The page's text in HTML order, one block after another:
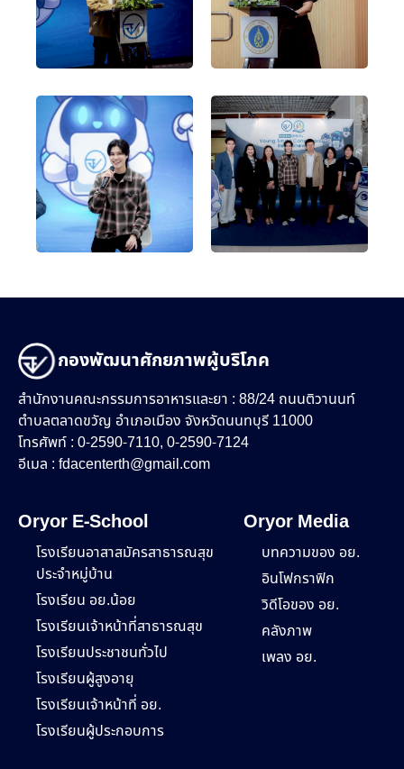
กองพัฒนาศักยภาพผู้บริโภค
สำนักงานคณะกรรมการอาหารและยา : 88/24 ถนนติวานนท์
ตำบลตลาดขวัญ อำเภอเมือง จังหวัดนนทบุรี 11000
โทรศัพท์ : 0-2590-7110, 0-2590-7124
อีเมล : fdacenterth@gmail.com
Oryor E-School
โรงเรียนอาสาสมัครสาธารณสุข
ประจำหมู่บ้าน
โรงเรียน อย.น้อย
โรงเรียนเจ้าหน้าที่สาธารณสุข
โรงเรียนประชาชนทั่วไป
โรงเรียนผู้สูงอายุ
โรงเรียนเจ้าหน้าที่ อย.
โรงเรียนผู้ประกอบการ
Oryor Media
บทความของ อย.
อินโฟกราฟิก
วิดีโอของ อย.
คลังภาพ
เพลง อย.